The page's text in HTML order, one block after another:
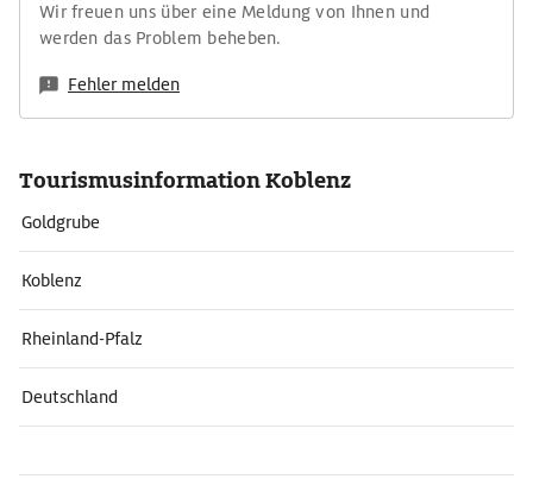
Wir freuen uns über eine Meldung von Ihnen und
werden das Problem beheben.
Fehler melden
Tourismusinformation Koblenz
Goldgrube
Koblenz
Rheinland-Pfalz
Deutschland